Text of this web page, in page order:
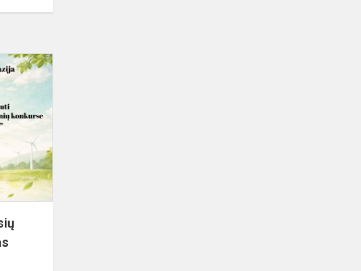
Respublikinis
pradinių
klasių
konkursas
„A...